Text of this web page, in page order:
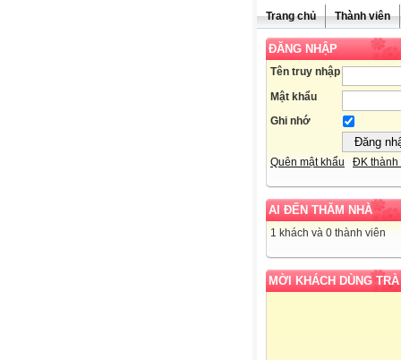
Trang chủ Thành viên
ĐĂNG NHẬP
Tên truy nhập
Mật khẩu
Ghi nhớ
Quên mật khẩu ĐK thành
AI ĐẾN THĂM NHÀ
1 khách và 0 thành viên
MỜI KHÁCH DÙNG TRÀ